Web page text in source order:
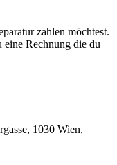
zahlen möchtest.
eine Rechnung die du
1030 Wien,